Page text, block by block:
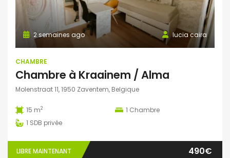
lucia caira
2 semaines ago
CHAMBRE
Chambre à Kraainem / Alma
Molenstraat 11, 1950 Zaventem, Belgique
15 m2 1 Chambre
1 SDB privée
LIBRE MAINTENANT 490€